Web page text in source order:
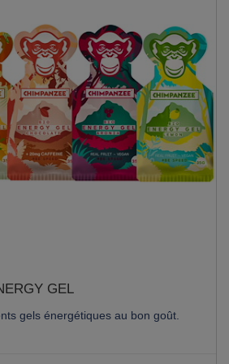
GEL
gels énergétiques au bon goût.